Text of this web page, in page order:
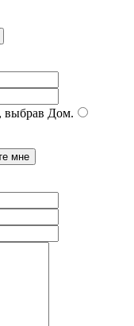
выбрав Дом.